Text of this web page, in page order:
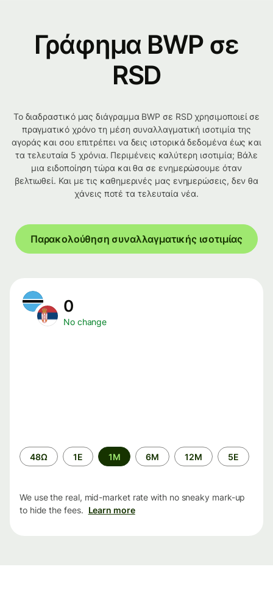
Γράφημα BWP σε
RSD
Το διαδραστικό μας διάγραμμα BWP σε RSD χρησιμοποιεί σε
πραγματικό χρόνο τη μέση συναλλαγματική ισοτιμία της
αγοράς και σου επιτρέπει να δεις ιστορικά δεδομένα έως και
τα τελευταία 5 χρόνια. Περιμένεις καλύτερη ισοτιμία; Βάλε
μια ειδοποίηση τώρα και θα σε ενημερώσουμε όταν
βελτιωθεί. Και με τις καθημερινές μας ενημερώσεις, δεν θα
χάνεις ποτέ τα τελευταία νέα.
Παρακολούθηση συναλλαγματικής ισοτιμίας
0
No change
Time
period
48Ω 1Ε 1M 6M 12M 5Ε
We use the real, mid-market rate with no sneaky mark-up
to hide the fees. Learn more